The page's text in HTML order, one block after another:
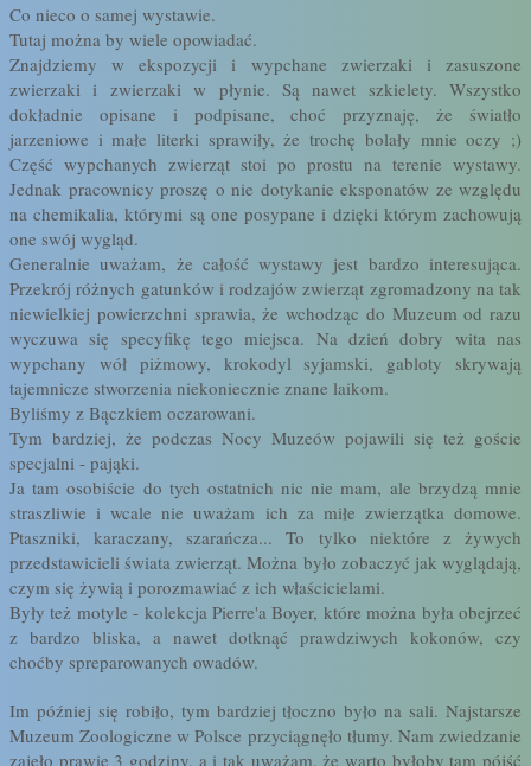
Co nieco o samej wystawie.
Tutaj można by wiele opowiadać.
Znajdziemy w ekspozycji i wypchane zwierzaki i zasuszone
zwierzaki i zwierzaki w płynie. Są nawet szkielety. Wszystko
dokładnie opisane i podpisane, choć przyznaję, że światło
jarzeniowe i małe literki sprawiły, że trochę bolały mnie oczy ;)
Część wypchanych zwierząt stoi po prostu na terenie wystawy.
Jednak pracownicy proszę o nie dotykanie eksponatów ze względu
na chemikalia, którymi są one posypane i dzięki którym zachowują
one swój wygląd.
Generalnie uważam, że całość wystawy jest bardzo interesująca.
Przekrój różnych gatunków i rodzajów zwierząt zgromadzony na tak
niewielkiej powierzchni sprawia, że wchodząc do Muzeum od razu
wyczuwa się specyfikę tego miejsca. Na dzień dobry wita nas
wypchany wół piżmowy, krokodyl syjamski, gabloty skrywają
tajemnicze stworzenia niekoniecznie znane laikom.
Byliśmy z Bączkiem oczarowani.
Tym bardziej, że podczas Nocy Muzeów pojawili się też goście
specjalni - pająki.
Ja tam osobiście do tych ostatnich nic nie mam, ale brzydzą mnie
straszliwie i wcale nie uważam ich za miłe zwierzątka domowe.
Ptaszniki, karaczany, szarańcza... To tylko niektóre z żywych
przedstawicieli świata zwierząt. Można było zobaczyć jak wyglądają,
czym się żywią i porozmawiać z ich właścicielami.
Były też motyle - kolekcja Pierre'a Boyer, które można była obejrzeć
z bardzo bliska, a nawet dotknąć prawdziwych kokonów, czy
choćby spreparowanych owadów.
Im później się robiło, tym bardziej tłoczno było na sali. Najstarsze
Muzeum Zoologiczne w Polsce przyciągnęło tłumy. Nam zwiedzanie
zajęło prawie 3 godziny, a i tak uważam, że warto byłoby tam pójść